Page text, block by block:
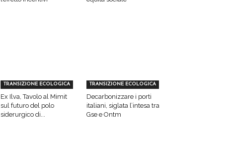
TRANSIZIONE ECOLOGICA
Ex Ilva, Tavolo al Mimit
sul futuro del polo
siderurgico di...
TRANSIZIONE ECOLOGICA
Decarbonizzare i porti
italiani, siglata l’intesa tra
Gse e Ontm